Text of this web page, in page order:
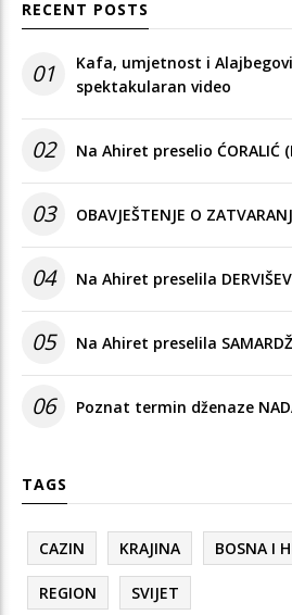
RECENT POSTS
01
Kafa, umjetnost i
spektakularan video
02 Na Ahiret preselio ĆORALIĆ
03 OBAVJEŠTENJE O
04 Na Ahiret preselila
05 Na Ahiret preselila
06 Poznat termin dženaze
TAGS
CAZIN KRAJINA BOSNA I
REGION SVIJET